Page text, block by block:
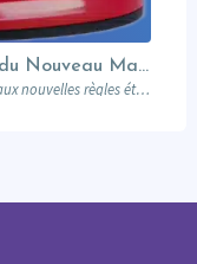
Stratégie Marketing : les règles du Nouveau Manuel B2B selon Jon Miller
Revoyez votre stratégie marketing B2B grâce aux nouvelles règles établies par Jon Miller. Apprenez des erreurs du passé pour réussir dans un marché en constante évolution.